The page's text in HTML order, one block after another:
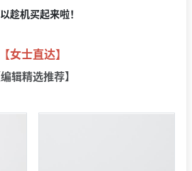
趁机买起来啦！
【女士直达】
编辑精选推荐】